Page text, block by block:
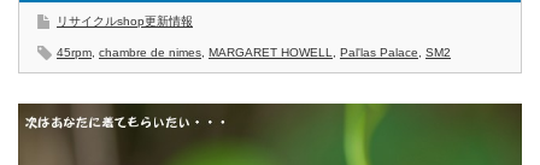
リサイクルshop更新情報
45rpm chambre de nimes MARGARET HOWELL Pal'las Palace SM2